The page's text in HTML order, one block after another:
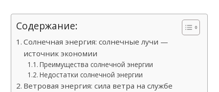
Содержание:
Солнечная энергия: солнечные лучи —
источник экономии
Преимущества солнечной энергии
Недостатки солнечной энергии
Ветровая энергия: сила ветра на службе